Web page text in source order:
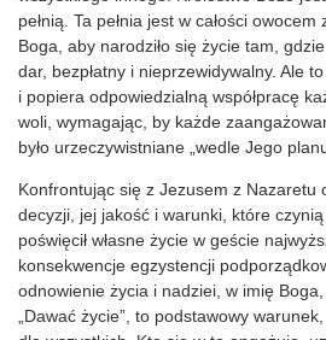
pełnią. Ta pełnia jest w całości
Boga, aby narodziło się życie tam,
dar, bezpłatny i nieprzewidywalny. Ale
i popiera odpowiedzialną współpracę
woli, wymagając, by każde
było urzeczywistniane „wedle Jego
Konfrontując się z Jezusem z Nazaretu
decyzji, jej jakość i warunki, które
poświęcił własne życie w geście
konsekwencje egzystencji
odnowienie życia i nadziei, w imię Boga,
„Dawać życie”, to podstawowy